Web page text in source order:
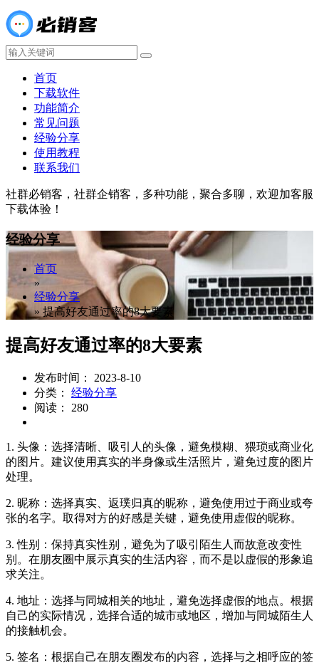
首页
下载软件
功能简介
常见问题
经验分享
使用教程
联系我们
社群必销客，社群企销客，多种功能，聚合多聊，欢迎加客服
下载体验！
经验分享
首页
»
经验分享
» 提高好友通过率的8大要素
提高好友通过率的8大要素
发布时间： 2023-8-10
分类： 经验分享
阅读： 280
1. 头像：选择清晰、吸引人的头像，避免模糊、猥琐或商业化
的图片。建议使用真实的半身像或生活照片，避免过度的图片
处理。
2. 昵称：选择真实、返璞归真的昵称，避免使用过于商业或夸
张的名字。取得对方的好感是关键，避免使用虚假的昵称。
3. 性别：保持真实性别，避免为了吸引陌生人而故意改变性
别。在朋友圈中展示真实的生活内容，而不是以虚假的形象追
求关注。
4. 地址：选择与同城相关的地址，避免选择虚假的地点。根据
自己的实际情况，选择合适的城市或地区，增加与同城陌生人
的接触机会。
5. 签名：根据自己在朋友圈发布的内容，选择与之相呼应的签